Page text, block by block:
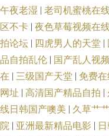
午夜老湿 | 老司机蜜桃在
区不卡 | 夜色草莓视频在
拍论坛 | 四虎男人的天堂 |
品自拍乱伦 | 国产乱人视
在 | 三级国产天堂 | 免费
网址 | 高清国产精品自拍 |
线日韩国产噢美 | 久草艹
院 | 亚洲最新精品电影 |